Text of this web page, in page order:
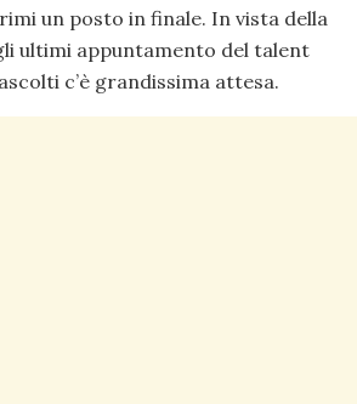
un posto in finale. In vista della
ultimi appuntamento del talent
c’è grandissima attesa.